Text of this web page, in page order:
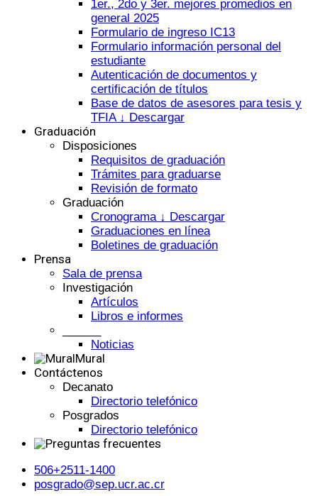
1er., 2do y 3er. mejores promedios en
general 2025
Formulario de ingreso IC13
Formulario información personal del
estudiante
Autenticación de documentos y
certificación de títulos
Base de datos de asesores para tesis y
TFIA ↓ Descargar
Graduación
Disposiciones
Requisitos de graduación
Trámites para graduarse
Revisión de formato
Graduación
Cronograma ↓ Descargar
Graduaciones en línea
Boletines de graduación
Prensa
Sala de prensa
Investigación
Artículos
Libros e informes
Noticias
Mural
Contáctenos
Decanato
Directorio telefónico
Posgrados
Directorio telefónico
506+2511-1400
posgrado@sep.ucr.ac.cr